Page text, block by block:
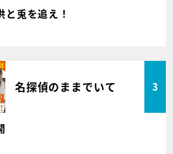
兎を追え！
名探偵のままでいて 3